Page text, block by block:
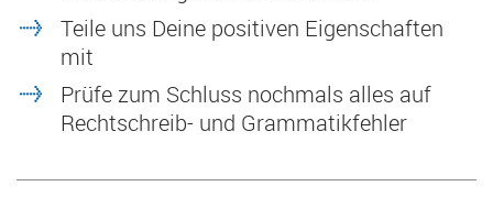
Teile uns Deine positiven Eigenschaften
mit
Prüfe zum Schluss nochmals alles auf
Rechtschreib- und Grammatikfehler